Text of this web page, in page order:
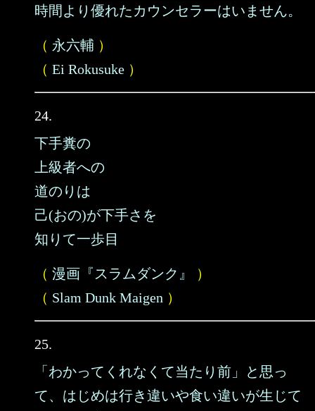
時間より優れたカウンセラーはいません。
（ 永六輔 ）
（ Ei Rokusuke ）
24.
下手糞の
上級者への
道のりは
己(おの)が下手さを
知りて一歩目
（ 漫画『スラムダンク』
）
（ Slam Dunk Maigen ）
25.
「わかってくれなくて当たり前」と思っ
て、はじめは行き違いや食い違いが生じて